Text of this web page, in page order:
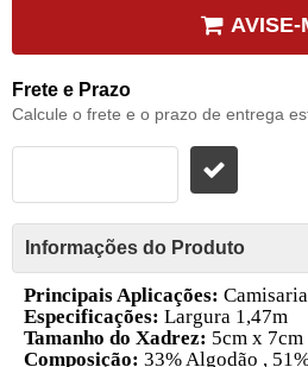
AVISE-
Frete e Prazo
Calcule o frete e o prazo de entrega
Informações do Produto
Principais Aplicações:
Especificações: Largura 1,47m
Tamanho do Xadrez: 5cm x 7cm
Composição: 33% Algodão ,